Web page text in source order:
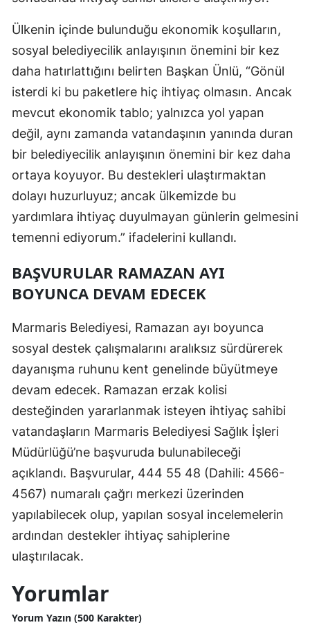
Ülkenin içinde bulunduğu ekonomik koşulların,
sosyal belediyecilik anlayışının önemini bir kez
daha hatırlattığını belirten Başkan Ünlü, “Gönül
isterdi ki bu paketlere hiç ihtiyaç olmasın. Ancak
mevcut ekonomik tablo; yalnızca yol yapan
değil, aynı zamanda vatandaşının yanında duran
bir belediyecilik anlayışının önemini bir kez daha
ortaya koyuyor. Bu destekleri ulaştırmaktan
dolayı huzurluyuz; ancak ülkemizde bu
yardımlara ihtiyaç duyulmayan günlerin gelmesini
temenni ediyorum.” ifadelerini kullandı.
BAŞVURULAR RAMAZAN AYI
BOYUNCA DEVAM EDECEK
Marmaris Belediyesi, Ramazan ayı boyunca
sosyal destek çalışmalarını aralıksız sürdürerek
dayanışma ruhunu kent genelinde büyütmeye
devam edecek. Ramazan erzak kolisi
desteğinden yararlanmak isteyen ihtiyaç sahibi
vatandaşların Marmaris Belediyesi Sağlık İşleri
Müdürlüğü’ne başvuruda bulunabileceği
açıklandı. Başvurular, 444 55 48 (Dahili: 4566-
4567) numaralı çağrı merkezi üzerinden
yapılabilecek olup, yapılan sosyal incelemelerin
ardından destekler ihtiyaç sahiplerine
ulaştırılacak.
Yorumlar
Yorum Yazın (500 Karakter)